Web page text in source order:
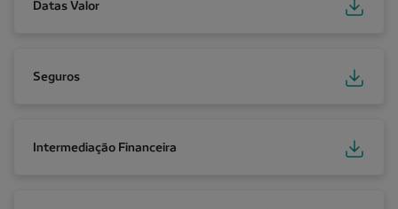
Datas Valor
Seguros
Intermediação Financeira